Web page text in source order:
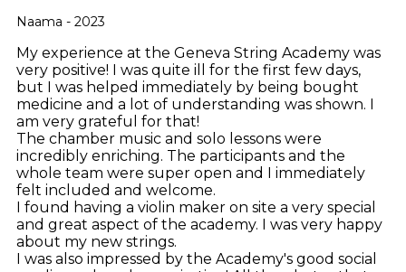
Naama - 2023
My experience at the Geneva String Academy was
very positive! I was quite ill for the first few days,
but I was helped immediately by being bought
medicine and a lot of understanding was shown. I
am very grateful for that!
The chamber music and solo lessons were
incredibly enriching. The participants and the
whole team were super open and I immediately
felt included and welcome.
I found having a violin maker on site a very special
and great aspect of the academy. I was very happy
about my new strings.
I was also impressed by the Academy's good social